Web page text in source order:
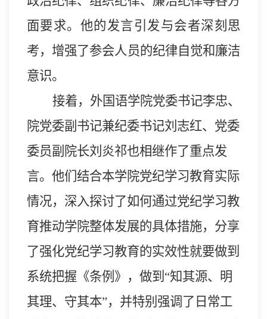
面要求。他的发言引发与会者深刻思
考，增强了参会人员的纪律自觉和廉洁
意识。
接着，外国语学院党委书记李忠、
院党委副书记兼纪委书记刘志红、党委
委员副院长刘炎祁也相继作了重点发
言。他们结合本学院党纪学习教育实际
情况，深入探讨了如何通过党纪学习教
育推动学院整体发展的具体措施， 分享
了强化党纪学习教育的实效性就要做到
系统把握《条例》，做到“知其源、明
其理、守其本”， 并特别强调了日常工